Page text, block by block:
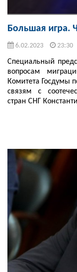
Большая игра.
6.02.2023 23:30
Специальный
вопросам
Комитета Госдумы
связям с
стран СНГ